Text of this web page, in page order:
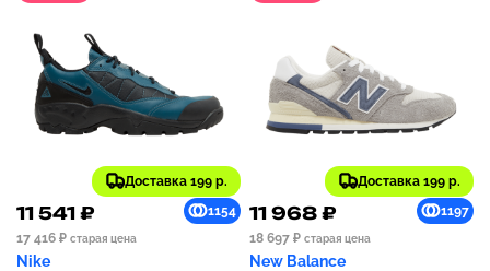
Доставка 199 р.
11 541 ₽
1154
17 416 ₽ старая цена
Nike
Доставка 199 р.
11 968 ₽
1197
18 697 ₽ старая цена
New Balance